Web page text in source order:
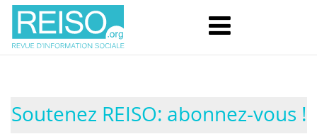
Soutenez REISO: abonnez-vous !